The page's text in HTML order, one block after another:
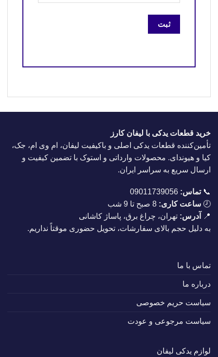
خرید قطعات یدکی با لیفان کارز
تأمین‌کننده قطعات یدکی اصلی و باکیفیت لیفان، ام وی ام، جک،
کیا و هیوندای. محصولات وارداتی و استوک با تضمین کیفیت و
ارسال سریع به سراسر ایران.
📞تماس: 09011739056
🕗 ساعت کاری:
📍
آدرس: تهران، چراغ برق، پاساژ کاشانی
به دلیل حجم بالای سفارشات، تحویل حضوری موقتاً نداریم.
تماس با ما
درباره ما
سیاست حریم خصوصی
سیاست مرجوعی و عودت
لوازم یدکی لیفان